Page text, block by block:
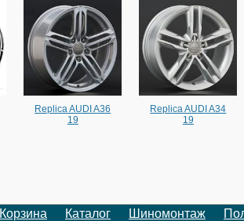
Replica AUDI A36
19
Replica AUDI A34
19
Корзина Каталог Шиномонтаж